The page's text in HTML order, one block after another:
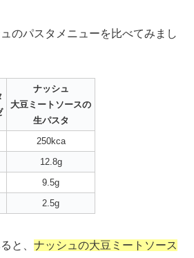
のパスタメニューを比べてみまし
ナッシュ
大豆ミートソースの
生パスタ
250kca
12.8g
9.5g
2.5g
と、 ナッシュの大豆ミートソース